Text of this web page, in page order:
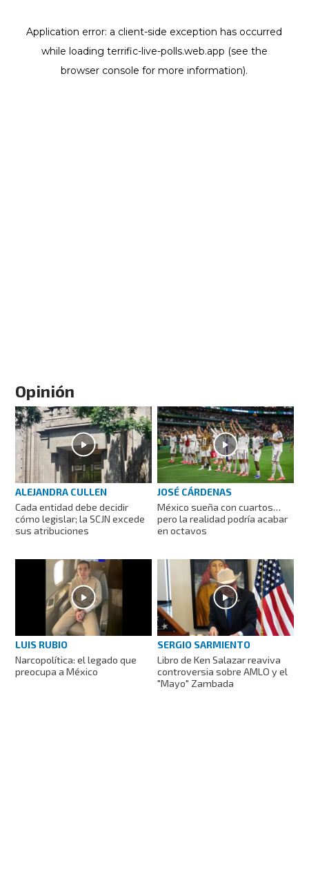
Opinión
ALEJANDRA CULLEN
Cada entidad debe decidir
cómo legislar; la SCJN excede
sus atribuciones
JOSÉ CÁRDENAS
México sueña con cuartos…
pero la realidad podría acabar
en octavos
LUIS RUBIO
Narcopolítica: el legado que
preocupa a México
SERGIO SARMIENTO
Libro de Ken Salazar reaviva
controversia sobre AMLO y el
"Mayo" Zambada